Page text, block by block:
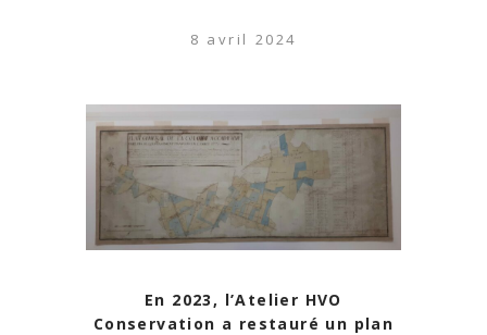
8 avril 2024
En 2023, l’Atelier HVO
Conservation a restauré un plan